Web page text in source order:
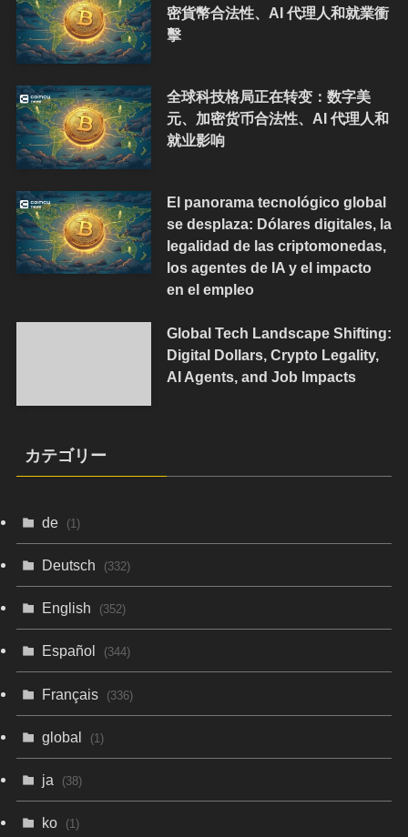
密貨幣合法性、AI 代理人和就業衝
擊
全球科技格局正在转变：数字美
元、加密货币合法性、AI 代理人和
就业影响
El panorama tecnológico global
se desplaza: Dólares digitales, la
legalidad de las criptomonedas,
los agentes de IA y el impacto
en el empleo
Global Tech Landscape Shifting:
Digital Dollars, Crypto Legality,
AI Agents, and Job Impacts
カテゴリー
de (1)
Deutsch (332)
English (352)
Español (344)
Français (336)
global (1)
ja (38)
ko (1)